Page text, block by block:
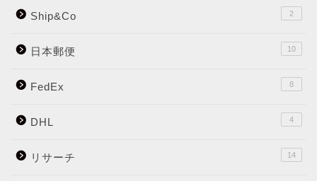
Ship&Co 2
日本郵便 10
FedEx 8
DHL 4
リサーチ 14